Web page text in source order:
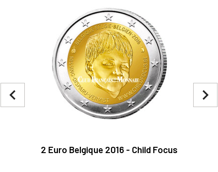
2 Euro Belgique 2016 - Child Focus
navigate_next
navigate_before